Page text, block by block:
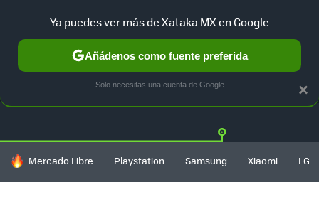
GUÍA DE COMPRAS MERCADO LIBRE
HOY SE HABLA DE
Mercado Libre Playstation Samsung Xiaomi LG
×
Ya puedes ver más de Xataka MX en Google
Añádenos como fuente preferida
Solo necesitas una cuenta de Google